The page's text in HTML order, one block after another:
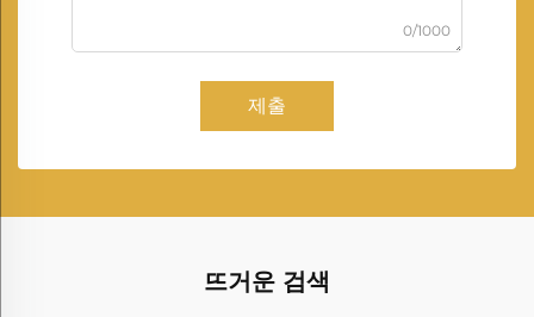
0/1000
제출
뜨거운 검색